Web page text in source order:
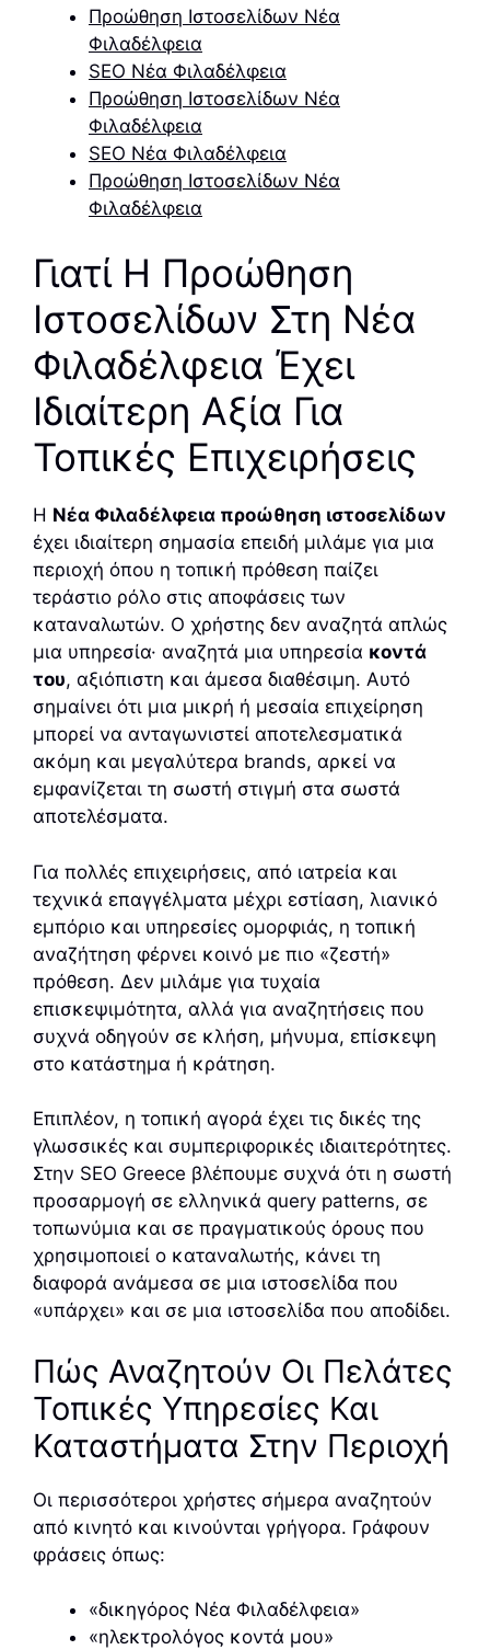
Προώθηση Ιστοσελίδων Νέα
Φιλαδέλφεια
SEO Νέα Φιλαδέλφεια
Προώθηση Ιστοσελίδων Νέα
Φιλαδέλφεια
SEO Νέα Φιλαδέλφεια
Προώθηση Ιστοσελίδων Νέα
Φιλαδέλφεια
Γιατί Η Προώθηση
Ιστοσελίδων Στη Νέα
Φιλαδέλφεια Έχει
Ιδιαίτερη Αξία Για
Τοπικές Επιχειρήσεις
Η Νέα Φιλαδέλφεια προώθηση ιστοσελίδων
έχει ιδιαίτερη σημασία επειδή μιλάμε για μια
περιοχή όπου η τοπική πρόθεση παίζει
τεράστιο ρόλο στις αποφάσεις των
καταναλωτών. Ο χρήστης δεν αναζητά απλώς
μια υπηρεσία· αναζητά μια υπηρεσία κοντά
του, αξιόπιστη και άμεσα διαθέσιμη. Αυτό
σημαίνει ότι μια μικρή ή μεσαία επιχείρηση
μπορεί να ανταγωνιστεί αποτελεσματικά
ακόμη και μεγαλύτερα brands, αρκεί να
εμφανίζεται τη σωστή στιγμή στα σωστά
αποτελέσματα.
Για πολλές επιχειρήσεις, από ιατρεία και
τεχνικά επαγγέλματα μέχρι εστίαση, λιανικό
εμπόριο και υπηρεσίες ομορφιάς, η τοπική
αναζήτηση φέρνει κοινό με πιο «ζεστή»
πρόθεση. Δεν μιλάμε για τυχαία
επισκεψιμότητα, αλλά για αναζητήσεις που
συχνά οδηγούν σε κλήση, μήνυμα, επίσκεψη
στο κατάστημα ή κράτηση.
Επιπλέον, η τοπική αγορά έχει τις δικές της
γλωσσικές και συμπεριφορικές ιδιαιτερότητες.
Στην SEO Greece βλέπουμε συχνά ότι η σωστή
προσαρμογή σε ελληνικά query patterns, σε
τοπωνύμια και σε πραγματικούς όρους που
χρησιμοποιεί ο καταναλωτής, κάνει τη
διαφορά ανάμεσα σε μια ιστοσελίδα που
«υπάρχει» και σε μια ιστοσελίδα που αποδίδει.
Πώς Αναζητούν Οι Πελάτες
Τοπικές Υπηρεσίες Και
Καταστήματα Στην Περιοχή
Οι περισσότεροι χρήστες σήμερα αναζητούν
από κινητό και κινούνται γρήγορα. Γράφουν
φράσεις όπως:
«δικηγόρος Νέα Φιλαδέλφεια»
«ηλεκτρολόγος κοντά μου»